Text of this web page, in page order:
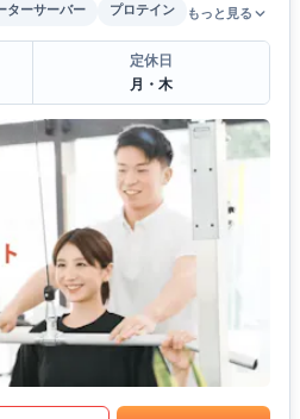
ターサーバー プロテイン もっと見る
定休日
月・木